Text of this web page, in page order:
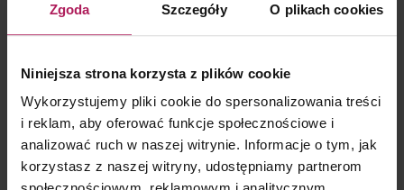
Zgoda Szczegóły O plikach cookies
Niniejsza strona korzysta z plików cookie
Wykorzystujemy pliki cookie do spersonalizowania treści
i reklam, aby oferować funkcje społecznościowe i
analizować ruch w naszej witrynie. Informacje o tym, jak
korzystasz z naszej witryny, udostępniamy partnerom
Dorota Chruściel-Dziekańska